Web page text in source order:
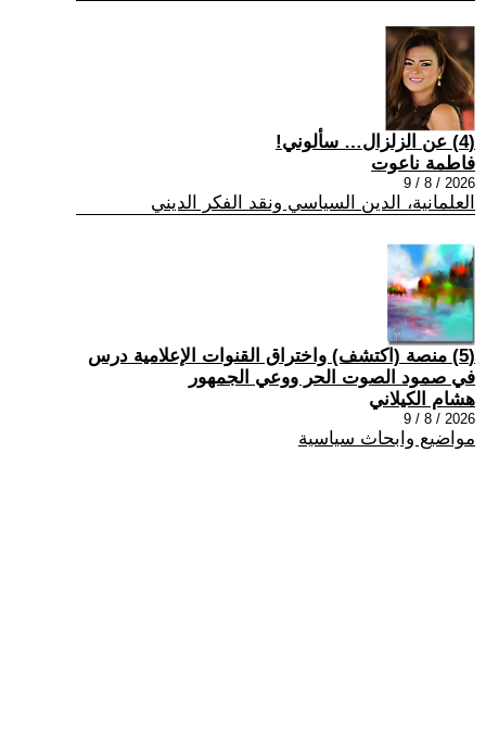
(4) عن الزلزال… سألوني!
فاطمة ناعوت
2026 / 8 / 9
العلمانية، الدين السياسي ونقد الفكر الديني
(5) منصة (اكتشف) واختراق القنوات الإعلامية درس
في صمود الصوت الحر ووعي الجمهور
هشام الكيلاني
2026 / 8 / 9
مواضيع وابحاث سياسية